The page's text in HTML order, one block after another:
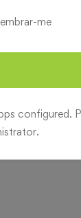
e
em IA.
me
configured.